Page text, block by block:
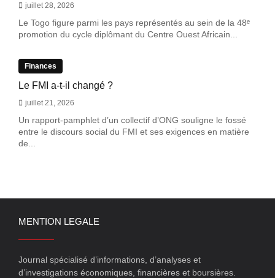
juillet 28, 2026
Le Togo figure parmi les pays représentés au sein de la 48ᵉ
promotion du cycle diplômant du Centre Ouest Africain...
Finances
Le FMI a-t-il changé ?
juillet 21, 2026
Un rapport-pamphlet d’un collectif d’ONG souligne le fossé
entre le discours social du FMI et ses exigences en matière
de...
MENTION LEGALE
Journal spécialisé d’informations, d’analyses et
d’investigations économiques, financières et boursières.